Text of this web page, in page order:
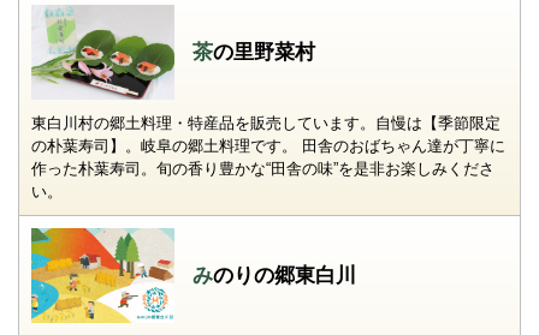
茶の里野菜村
東白川村の郷土料理・特産品を販売しています。自慢は【季節限定
の朴葉寿司】。岐阜の郷土料理です。 田舎のおばちゃん達が丁寧に
作った朴葉寿司。旬の香り豊かな“田舎の味”を是非お楽しみくださ
い。
みのりの郷東白川